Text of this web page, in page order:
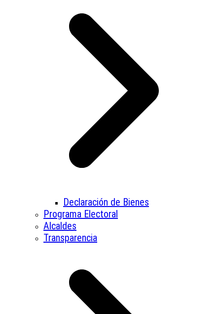
Declaración de Bienes
Programa Electoral
Alcaldes
Transparencia